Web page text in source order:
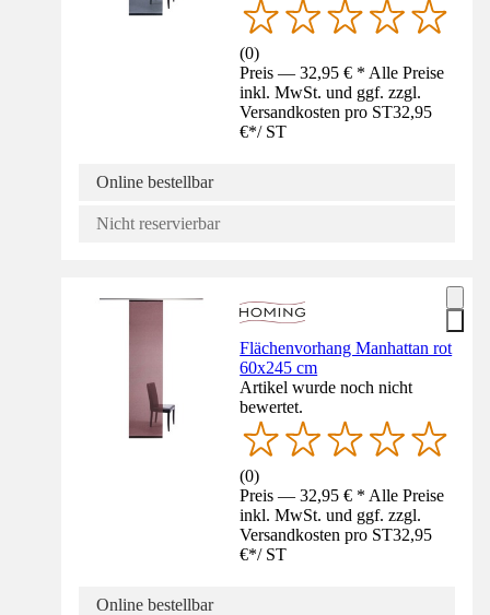
(0)
Preis — 32,95 € * Alle Preise
inkl. MwSt. und ggf. zzgl.
Versandkosten pro ST32,95
€*/ ST
Online bestellbar
Nicht reservierbar
Flächenvorhang Manhattan rot
60x245 cm
Artikel wurde noch nicht
bewertet.
(0)
Preis — 32,95 € * Alle Preise
inkl. MwSt. und ggf. zzgl.
Versandkosten pro ST32,95
€*/ ST
Online bestellbar